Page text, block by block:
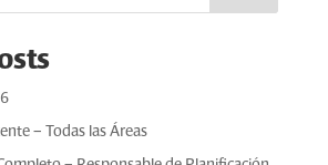
– Todas las Áreas